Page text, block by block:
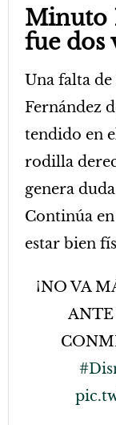
Minuto
fue dos
Una falta de
Fernández
tendido en
rodilla
genera
Continúa
estar bien
¡NO VA